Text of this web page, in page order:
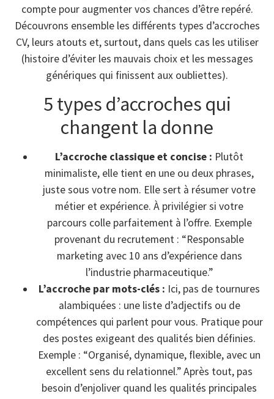
compte pour augmenter vos chances d’être repéré.
Découvrons ensemble les différents types d’accroches
CV, leurs atouts et, surtout, dans quels cas les utiliser
(histoire d’éviter les mauvais choix et les messages
génériques qui finissent aux oubliettes).
5 types d’accroches qui
changent la donne
L’accroche classique et concise : Plutôt
minimaliste, elle tient en une ou deux phrases,
juste sous votre nom. Elle sert à résumer votre
métier et expérience. À privilégier si votre
parcours colle parfaitement à l’offre. Exemple
provenant du recrutement : “Responsable
marketing avec 10 ans d’expérience dans
l’industrie pharmaceutique.”
L’accroche par mots-clés : Ici, pas de tournures
alambiquées : une liste d’adjectifs ou de
compétences qui parlent pour vous. Pratique pour
des postes exigeant des qualités bien définies.
Exemple : “Organisé, dynamique, flexible, avec un
excellent sens du relationnel.” Après tout, pas
besoin d’enjoliver quand les qualités principales